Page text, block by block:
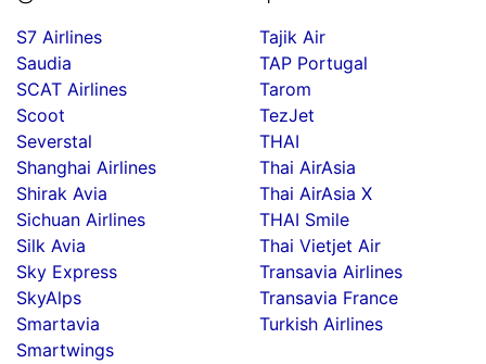
S7 Airlines
Saudia
SCAT Airlines
Scoot
Severstal
Shanghai Airlines
Shirak Avia
Sichuan Airlines
Silk Avia
Sky Express
SkyAlps
Smartavia
Smartwings
Tajik Air
TAP Portugal
Tarom
TezJet
THAI
Thai AirAsia
Thai AirAsia X
THAI Smile
Thai Vietjet Air
Transavia Airlines
Transavia France
Turkish Airlines